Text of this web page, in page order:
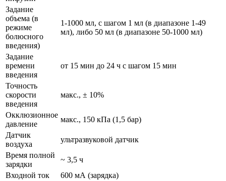
Задание
объема (в
режиме
болюсного
введения)
1-1000 мл, с шагом 1 мл (в диапазоне 1-49
мл), либо 50 мл (в диапазоне 50-1000 мл)
Задание
времени
введения
от 15 мин до 24 ч с шагом 15 мин
Точность
скорости
введения
макс., ± 10%
Окклюзионное
давление
макс., 150 кПа (1,5 бар)
Датчик
воздуха
ультразвуковой датчик
Время полной
зарядки
~ 3,5 ч
Входной ток
600 мА (зарядка)